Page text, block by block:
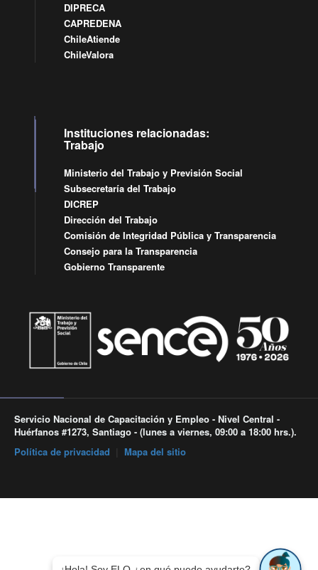
DIPRECA
CAPREDENA
ChileAtiende
ChileValora
Instituciones relacionadas:
Trabajo
Ministerio del Trabajo y Previsión Social
Subsecretaría del Trabajo
DICREP
Dirección del Trabajo
Comisión de Integridad Pública y Transparencia
Consejo para la Transparencia
Gobierno Transparente
Servicio Nacional de Capacitación y Empleo - Nivel Central -
Huérfanos #1273, Santiago - (lunes a viernes, 09:00 a 18:00 hrs.).
Política de privacidad
Mapa del sitio